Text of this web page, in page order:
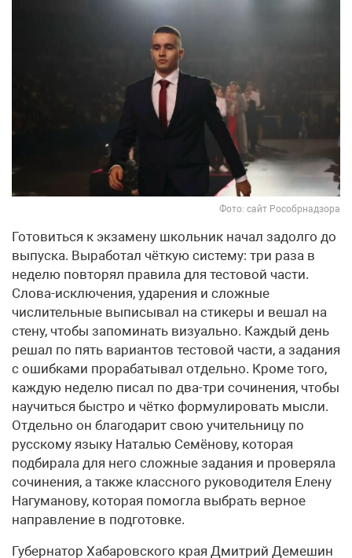
Фото: сайт Рособрнадзора
Готовиться к экзамену школьник начал задолго до
выпуска. Выработал чёткую систему: три раза в
неделю повторял правила для тестовой части.
Слова-исключения, ударения и сложные
числительные выписывал на стикеры и вешал на
стену, чтобы запоминать визуально. Каждый день
решал по пять вариантов тестовой части, а задания
с ошибками прорабатывал отдельно. Кроме того,
каждую неделю писал по два-три сочинения, чтобы
научиться быстро и чётко формулировать мысли.
Отдельно он благодарит свою учительницу по
русскому языку Наталью Семёнову, которая
подбирала для него сложные задания и проверяла
сочинения, а также классного руководителя Елену
Нагуманову, которая помогла выбрать верное
направление в подготовке.
Губернатор Хабаровского края Дмитрий Демешин